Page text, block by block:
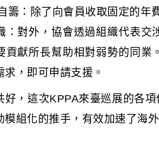
：除了向會員收取固定的年
對外，協會透過組織代表交
貢獻所長幫助相對弱勢的同
，即可申請支援。
好，這次KPPA來臺巡展的各
組化的推手，有效加速了海